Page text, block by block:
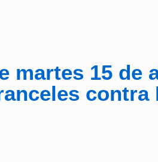
martes 15 de
contra